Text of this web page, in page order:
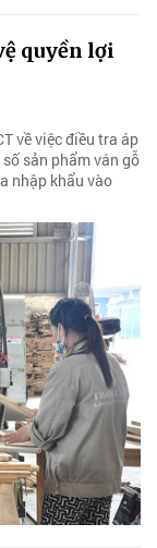
quyền lợi
về việc điều tra áp
sản phẩm ván gỗ
nhập khẩu vào